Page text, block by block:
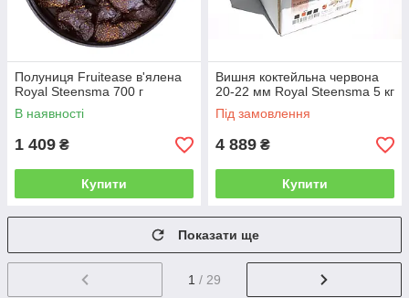
Полуниця Fruitease в'ялена
Royal Steensma 700 г
В наявності
1 409 ₴
Купити
Вишня коктейльна червона
20-22 мм Royal Steensma 5 кг
Під замовлення
4 889 ₴
Купити
Показати ще
1 / 29